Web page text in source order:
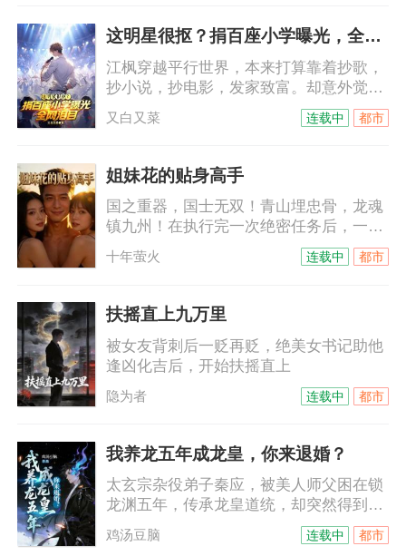
这明星很抠？捐百座小学曝光，全网泪目
江枫穿越平行世界，本来打算靠着抄歌，
抄小说，抄电影，发家致富。却意外觉醒
公益巨星系统，靠抄歌赚来的钱，全部都
要捐给贫困山区。于是，江枫在获得金曲
最年轻的影帝当天，被人拍到吃泡面加不
起蛋。参加爆款综艺，被人发现住在城中
村老破小出租房，用的是老年机。就连出
去吃个牛排，都要用花贝！于是，很多人
说江枫作秀。但当江枫捐赠的希望小学全
部曝光，全网泪目。原来，我们都误会他
又白又菜 都市
连载中
姐妹花的贴身高手
国之重器，国士无双！青山埋忠骨，龙魂
镇九州！在执行完一次绝密任务后，一代
传奇兵王段飞回归都市，邂逅了一对姐妹
花，从此再度开启一段精彩纷呈，热血激
十年萤火 都市
连载中
扶摇直上九万里
被女友背刺后一贬再贬，绝美女书记助他
逢凶化吉后，开始扶摇直上
隐为者 都市
连载中
我养龙五年成龙皇，你来退婚？
太玄宗杂役弟子秦应，被美人师父困在锁
龙渊五年，传承龙皇道统，却突然得到父
母被迫卖灵血还债的消息，回归后，亲眼
见到父母被未婚妻羞辱贬低，秦应一脸淡
鸡汤豆脑 都市
连载中